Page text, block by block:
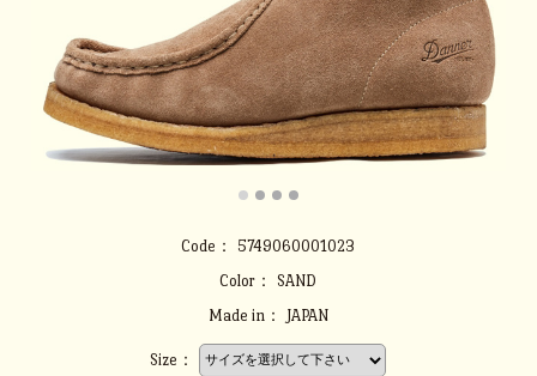
Code：
5749060001023
Color：
SAND
Made in：
JAPAN
Size：